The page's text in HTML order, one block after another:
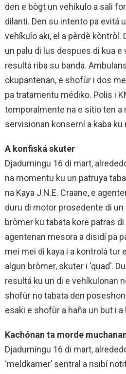
den e bògt un vehíkulo a sali
dilanti. Den su intento pa evitá
vehíkulo aki, el a pèrdè kòntròl.
un palu di lus despues di kua e
resultá riba su banda.
okupantenan, e shofùr i dos
pa tratamentu médiko. Polis i
temporalmente na e sitio ten a
servisionan konserní a kaba ku
A konfiská skuter
Djadumingu 16 di mart,
na momentu ku un patruya
na Kaya J.N.E. Craane, e
duru di motor prosedente di
bròmer ku tabata kore patras
agentenan mesora a disidí pa
mei mei di kaya i a kontrolá tur
algun bròmer, skuter i ‘quad’.
resultá ku un di e vehíkulonan
shofùr no tabata den
esaki e shofùr a haña un but i
Kachónan ta morde
Djadumingu 16 di mart,
‘meldkamer’ sentral a risibí